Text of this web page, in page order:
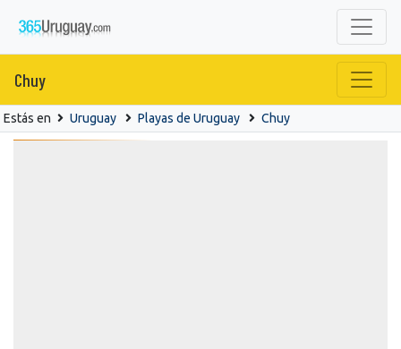
Chuy
Estás en Uruguay Playas de Uruguay Chuy